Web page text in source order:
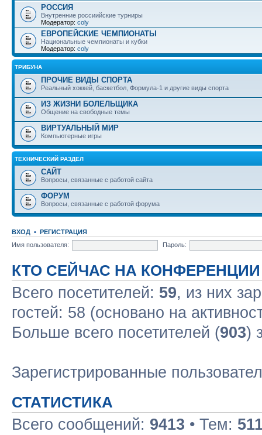
РОССИЯ
Внутренние россиийские турниры
Модератор: coly
ЕВРОПЕЙСКИЕ ЧЕМПИОНАТЫ
Национальные чемпионаты и кубки
Модератор: coly
ТРИБУНА
ПРОЧИЕ ВИДЫ СПОРТА
Реальный хоккей, баскетбол, Формула-1 и другие виды спорта
ИЗ ЖИЗНИ БОЛЕЛЬЩИКА
Общение на свободные темы
ВИРТУАЛЬНЫЙ МИР
Компьютерные игры
ТЕХНИЧЕСКИЙ РАЗДЕЛ
САЙТ
Вопросы, связанные с работой сайта
ФОРУМ
Вопросы, связанные с работой форума
ВХОД • РЕГИСТРАЦИЯ
Имя пользователя:
Пароль:
КТО СЕЙЧАС НА КОНФЕРЕНЦИИ
Всего посетителей: 59, из них
гостей: 58 (основано на
Больше всего посетителей (903)
Зарегистрированные
СТАТИСТИКА
Всего сообщений: 9413 • Тем: